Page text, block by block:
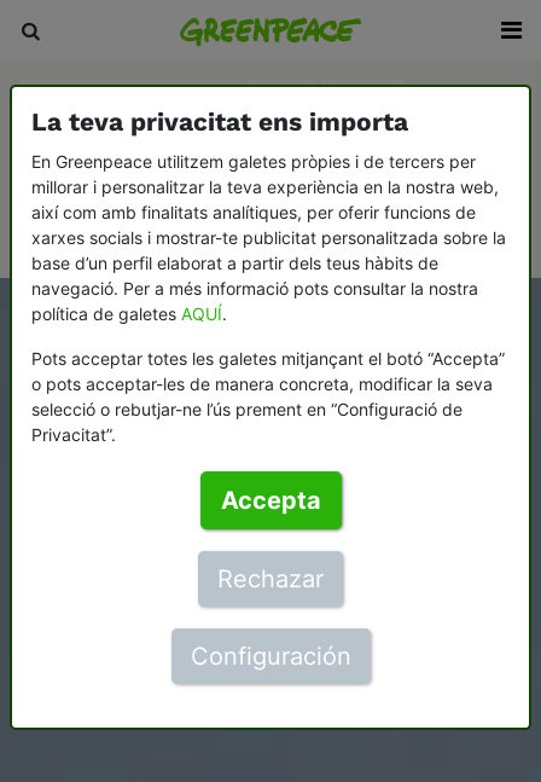
Democràcia i contrapoder Desarmament i pau
Oceans
La teva privacitat ens importa
En Greenpeace utilitzem galetes pròpies i de tercers per
millorar i personalitzar la teva experiència en la nostra web,
així com amb finalitats analítiques, per oferir funcions de
xarxes socials i mostrar-te publicitat personalitzada sobre la
base d’un perfil elaborat a partir dels teus hàbits de
navegació. Per a més informació pots consultar la nostra
política de galetes AQUÍ.
Pots acceptar totes les galetes mitjançant el botó “Accepta”
o pots acceptar-les de manera concreta, modificar la seva
selecció o rebutjar-ne l’ús prement en “Configuració de
Privacitat”.
Accepta
Rechazar
Configuración